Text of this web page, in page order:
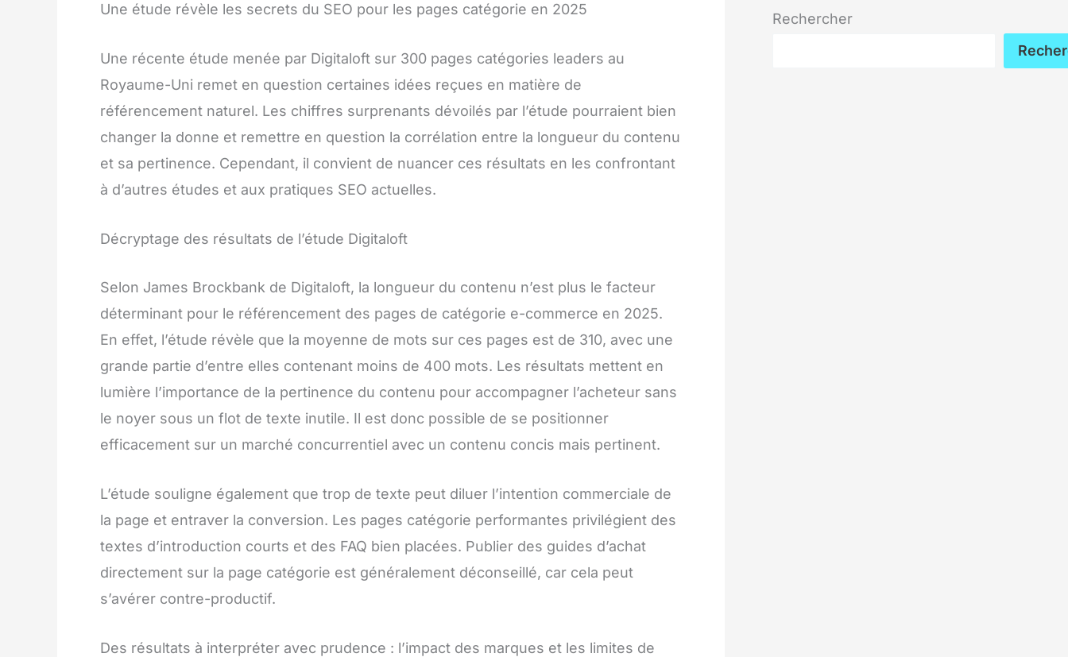
Une étude révèle les secrets du SEO pour les pages catégorie en 2025
Une récente étude menée par Digitaloft sur 300 pages catégories leaders au
Royaume-Uni remet en question certaines idées reçues en matière de
référencement naturel. Les chiffres surprenants dévoilés par l’étude pourraient bien
changer la donne et remettre en question la corrélation entre la longueur du contenu
et sa pertinence. Cependant, il convient de nuancer ces résultats en les confrontant
à d’autres études et aux pratiques SEO actuelles.
Décryptage des résultats de l’étude Digitaloft
Selon James Brockbank de Digitaloft, la longueur du contenu n’est plus le facteur
déterminant pour le référencement des pages de catégorie e-commerce en 2025.
En effet, l’étude révèle que la moyenne de mots sur ces pages est de 310, avec une
grande partie d’entre elles contenant moins de 400 mots. Les résultats mettent en
lumière l’importance de la pertinence du contenu pour accompagner l’acheteur sans
le noyer sous un flot de texte inutile. Il est donc possible de se positionner
efficacement sur un marché concurrentiel avec un contenu concis mais pertinent.
L’étude souligne également que trop de texte peut diluer l’intention commerciale de
la page et entraver la conversion. Les pages catégorie performantes privilégient des
textes d’introduction courts et des FAQ bien placées. Publier des guides d’achat
directement sur la page catégorie est généralement déconseillé, car cela peut
s’avérer contre-productif.
Des résultats à interpréter avec prudence : l’impact des marques et les limites de
Rechercher